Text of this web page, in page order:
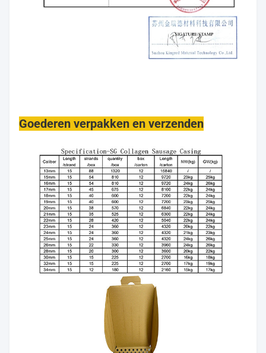
Goederen verpakken en verzenden